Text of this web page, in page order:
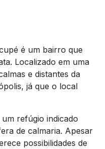
é um bairro que
Localizado em uma
e distantes da
já que o local
refúgio indicado
de calmaria. Apesar
possibilidades de